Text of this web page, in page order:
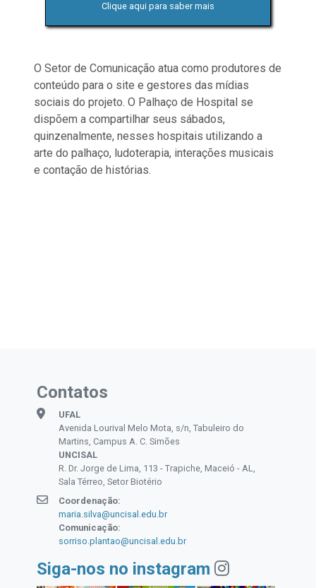
Clique aqui para saber mais
O Setor de Comunicação atua como produtores de
conteúdo para o site e gestores das mídias
sociais do projeto. O Palhaço de Hospital se
dispõem a compartilhar seus sábados,
quinzenalmente, nesses hospitais utilizando a
arte do palhaço, ludoterapia, interações musicais
e contação de histórias.
Contatos
UFAL
Avenida Lourival Melo Mota, s/n, Tabuleiro do
Martins, Campus A. C. Simões
UNCISAL
R. Dr. Jorge de Lima, 113 - Trapiche, Maceió - AL,
Sala Térreo, Setor Biotério
Coordenação:
maria.silva@uncisal.edu.br
Comunicação:
sorriso.plantao@uncisal.edu.br
Siga-nos no instagram